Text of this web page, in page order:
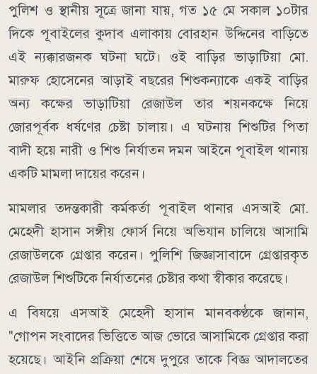
পুলিশ ও স্থানীয় সূত্রে জানা যায়, গত ১৫ মে সকাল ১০টার
দিকে পূবাইলের কুদাব এলাকায় বোরহান উদ্দিনের বাড়িতে
এই ন্যক্কারজনক ঘটনা ঘটে। ওই বাড়ির ভাড়াটিয়া মো.
মারুফ হোসেনের আড়াই বছরের শিশুকন্যাকে একই বাড়ির
অন্য কক্ষের ভাড়াটিয়া রেজাউল তার শয়নকক্ষে নিয়ে
জোরপূর্বক ধর্ষণের চেষ্টা চালায়। এ ঘটনায় শিশুটির পিতা
বাদী হয়ে নারী ও শিশু নির্যাতন দমন আইনে পূবাইল থানায়
একটি মামলা দায়ের করেন।
মামলার তদন্তকারী কর্মকর্তা পূবাইল থানার এসআই মো.
মেহেদী হাসান সঙ্গীয় ফোর্স নিয়ে অভিযান চালিয়ে আসামি
রেজাউলকে গ্রেপ্তার করেন। পুলিশি জিজ্ঞাসাবাদে গ্রেপ্তারকৃত
রেজাউল শিশুটিকে নির্যাতনের চেষ্টার কথা স্বীকার করেছে।
এ বিষয়ে এসআই মেহেদী হাসান মানবকণ্ঠকে জানান,
"গোপন সংবাদের ভিত্তিতে আজ ভোরে আসামিকে গ্রেপ্তার করা
হয়েছে। আইনি প্রক্রিয়া শেষে দুপুরে তাকে বিজ্ঞ আদালতের